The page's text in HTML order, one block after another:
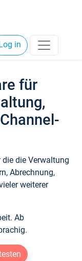
in
für
die Verwaltung
Abrechnung,
weiterer
Ab